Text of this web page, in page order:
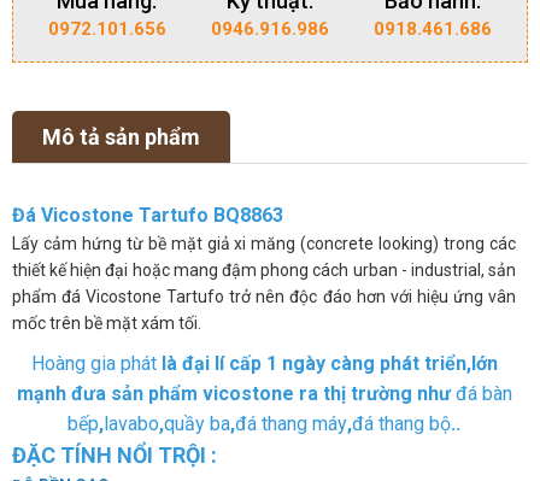
0972.101.656 0946.916.986 0918.461.686
Mô tả sản phẩm
Đá Vicostone Tartufo BQ8863
Lấy cảm hứng từ bề mặt giả xi măng (concrete looking) trong các
thiết kế hiện đại hoặc mang đậm phong cách urban - industrial, sản
phẩm đá Vicostone Tartufo trở nên độc đáo hơn với hiệu ứng vân
mốc trên bề mặt xám tối.
Hoàng gia phátlà đại lí cấp 1 ngày càng phát triển,lớn
mạnh đưa sản phẩm vicostone ra thị trường nhưđá bàn
bếp,lavabo,quầy ba,đá thang máy,đá thang bộ..
ĐẶC TÍNH NỔI TRỘI :